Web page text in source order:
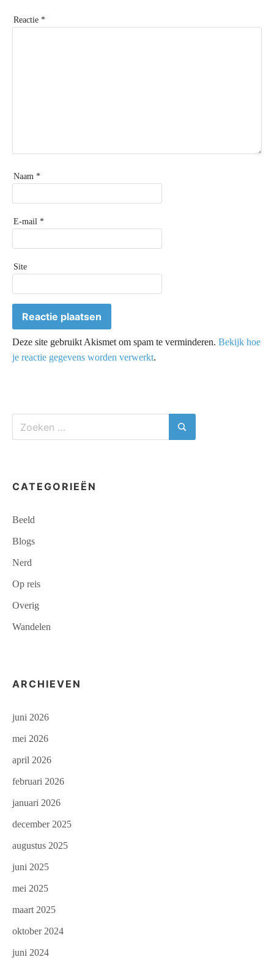
Reactie *
Naam *
E-mail *
Site
Deze site gebruikt Akismet om spam te verminderen. Bekijk hoe
je reactie gegevens worden verwerkt.
Zoeken
naar:
Zoeken
CATEGORIEËN
Beeld
Blogs
Nerd
Op reis
Overig
Wandelen
ARCHIEVEN
juni 2026
mei 2026
april 2026
februari 2026
januari 2026
december 2025
augustus 2025
juni 2025
mei 2025
maart 2025
oktober 2024
juni 2024